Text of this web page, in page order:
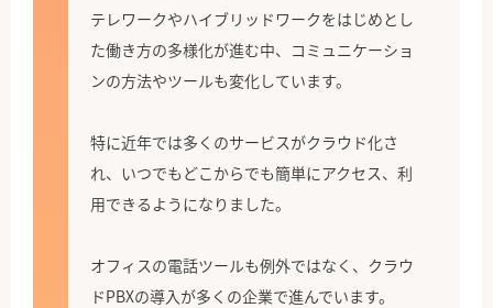
テレワークやハイブリッドワークをはじめとし
た働き方の多様化が進む中、コミュニケーショ
ンの方法やツールも変化しています。
特に近年では多くのサービスがクラウド化さ
れ、いつでもどこからでも簡単にアクセス、利
用できるようになりました。
オフィスの電話ツールも例外ではなく、クラウ
ドPBXの導入が多くの企業で進んでいます。